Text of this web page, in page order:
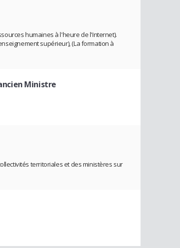
humaines à l'heure de l'Internet).
supérieur),(La formation à
Ministre
territoriales et des ministères sur